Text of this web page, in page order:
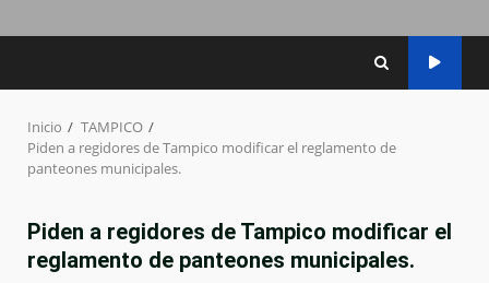
Inicio
TAMPICO
Piden a regidores de Tampico modificar el reglamento de
panteones municipales.
Piden a regidores de Tampico modificar el
reglamento de panteones municipales.